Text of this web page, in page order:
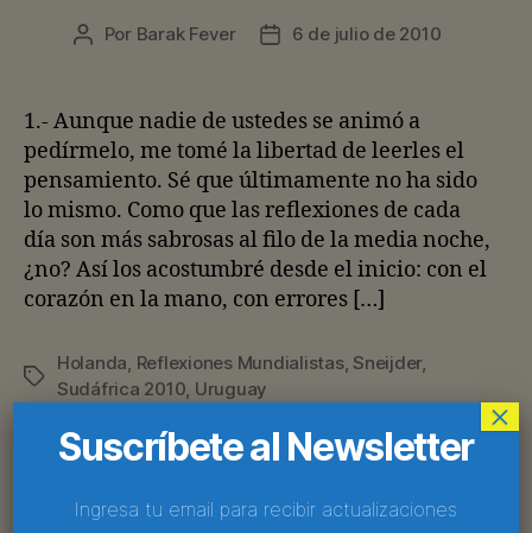
Autor
entrada
Por Barak Fever
Fecha
entrada
6 de julio de 2010
1.- Aunque nadie de ustedes se animó a
pedírmelo, me tomé la libertad de leerles el
pensamiento. Sé que últimamente no ha sido
lo mismo. Como que las reflexiones de cada
día son más sabrosas al filo de la media noche,
¿no? Así los acostumbré desde el inicio: con el
corazón en la mano, con errores […]
Etiquetas
Holanda Reflexiones Mundialistas,Sneijder,
Sudáfrica 2010 Uruguay
Categorías
REFLEXIONES MUNDIALISTAS SUDÁFRICA 2010
Suscríbete al Newsletter
Ingresa tu email para recibir actualizaciones
×